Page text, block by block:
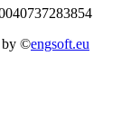
by ©engsoft.eu